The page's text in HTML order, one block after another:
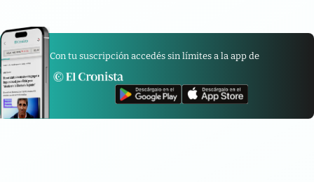
Con tu suscripción accedés sin límites a la app de